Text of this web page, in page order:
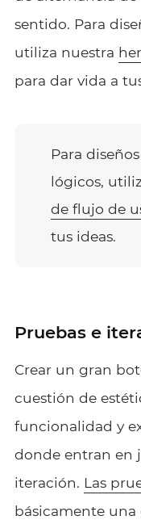
sentido. Para
utiliza nuestra
para dar vida a
Para
lógicos,
de flujo de
tus ideas.
Pruebas e
Crear un gran
cuestión de
funcionalidad y
donde entran en
iteración. Las
básicamente